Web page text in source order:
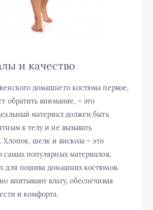
и качество
домашнего костюма первое,
обратить внимание, – это
материал должен быть
к телу и не вызывать
Хлопок, шелк и вискоза – это
самых популярных материалов,
для пошива домашних костюмов.
впитывают влагу, обеспечивая
и комфорта.